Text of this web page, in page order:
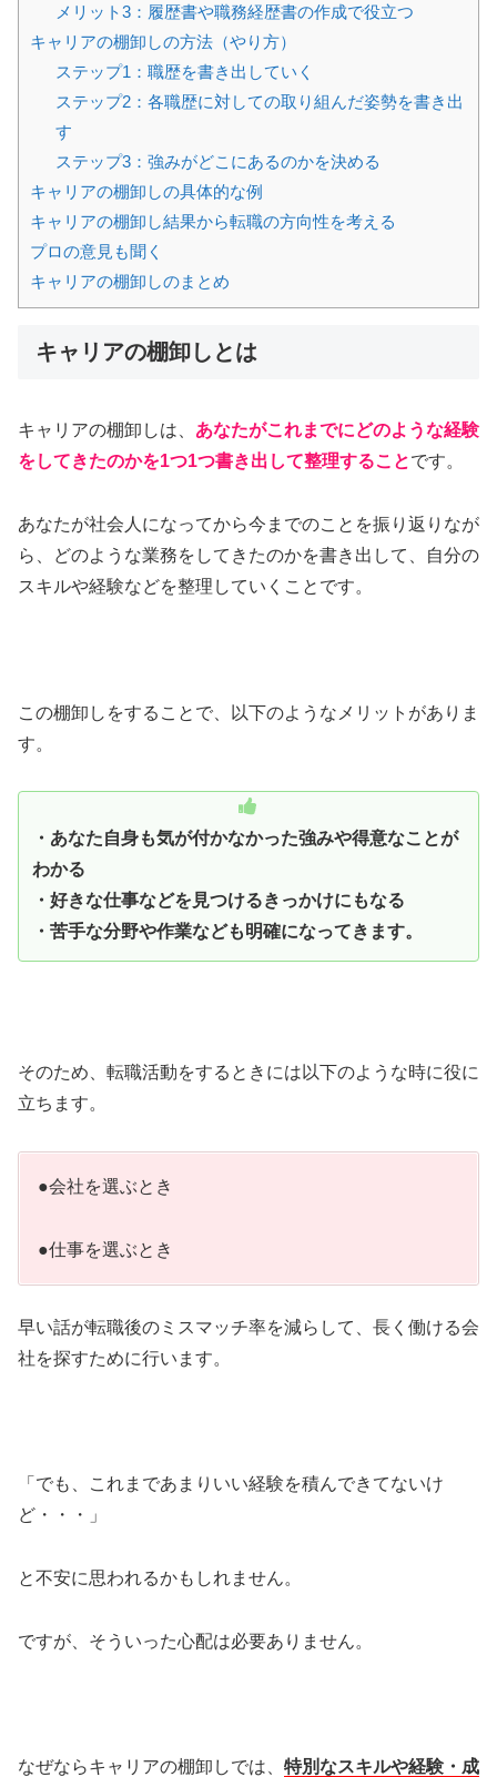
メリット3：履歴書や職務経歴書の作成で役立つ
キャリアの棚卸しの方法（やり方）
ステップ1：職歴を書き出していく
ステップ2：各職歴に対しての取り組んだ姿勢を書き出
す
ステップ3：強みがどこにあるのかを決める
キャリアの棚卸しの具体的な例
キャリアの棚卸し結果から転職の方向性を考える
プロの意見も聞く
キャリアの棚卸しのまとめ
キャリアの棚卸しとは
キャリアの棚卸しは、 あなたがこれまでにどのような経験
をしてきたのかを1つ1つ書き出して整理することです。
あなたが社会人になってから今までのことを振り返りなが
ら、どのような業務をしてきたのかを書き出して、自分の
スキルや経験などを整理していくことです。
この棚卸しをすることで、以下のようなメリットがありま
す。
・あなた自身も気が付かなかった強みや得意なことが
わかる
・好きな仕事などを見つけるきっかけにもなる
・苦手な分野や作業なども明確になってきます。
そのため、転職活動をするときには以下のような時に役に
立ちます。
●会社を選ぶとき
●仕事を選ぶとき
早い話が転職後のミスマッチ率を減らして、長く働ける会
社を探すために行います。
「でも、これまであまりいい経験を積んできてないけ
ど・・・」
と不安に思われるかもしれません。
ですが、そういった心配は必要ありません。
なぜならキャリアの棚卸しでは、 特別なスキルや経験・成